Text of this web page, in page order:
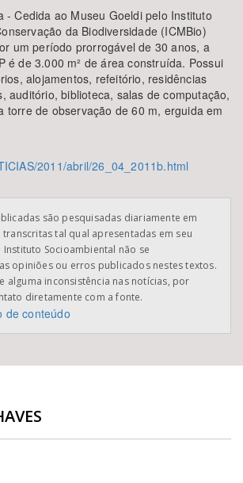
- Cedida ao Museu Goeldi pelo Instituto
da Biodiversidade (ICMBio)
um período prorrogável de 30 anos, a
é de 3.000 m² de área construída. Possui
alojamentos, refeitório, residências
auditório, biblioteca, salas de computação,
torre de observação de 60 m, erguida em
2011/abril/26_04_2011b.html
são pesquisadas diariamente em
tal qual apresentadas em seu
Instituto Socioambiental não se
opiniões ou erros publicados nestes textos.
alguma inconsistência nas notícias, por
diretamente com a fonte.
de conteúdo